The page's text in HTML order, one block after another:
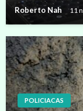
Roberto Nah 11
POLICIACAS